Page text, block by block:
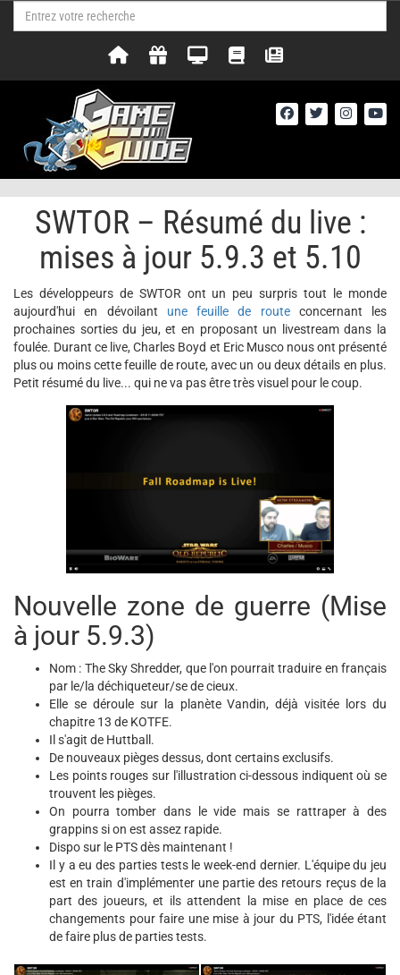
SWTOR – Résumé du live :
mises à jour 5.9.3 et 5.10
Les développeurs de SWTOR ont un peu surpris tout le monde
aujourd'hui en dévoilant une feuille de routeconcernant les
prochaines sorties du jeu, et en proposant un livestream dans la
foulée. Durant ce live, Charles Boyd et Eric Musco nous ont présenté
plus ou moins cette feuille de route, avec un ou deux détails en plus.
Petit résumé du live... qui ne va pas être très visuel pour le coup.
Nouvelle zone de guerre (Mise
à jour 5.9.3)
Nom : The Sky Shredder, que l'on pourrait traduire en français
par le/la déchiqueteur/se de cieux.
Elle se déroule sur la planète Vandin, déjà visitée lors du
chapitre 13 de KOTFE.
Il s'agit de Huttball.
De nouveaux pièges dessus, dont certains exclusifs.
Les points rouges sur l'illustration ci-dessous indiquent où se
trouvent les pièges.
On pourra tomber dans le vide mais se rattraper à des
grappins si on est assez rapide.
Dispo sur le PTS dès maintenant !
Il y a eu des parties tests le week-end dernier. L'équipe du jeu
est en train d'implémenter une partie des retours reçus de la
part des joueurs, et ils attendent la mise en place de ces
changements pour faire une mise à jour du PTS, l'idée étant
de faire plus de parties tests.